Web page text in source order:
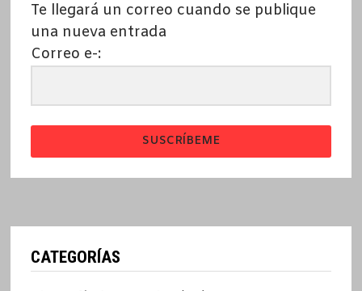
Te llegará un correo cuando se publique
una nueva entrada
Correo e-:
SUSCRÍBEME
CATEGORÍAS